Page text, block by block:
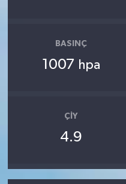
BASINÇ
1007 hpa
ÇIY
4.9